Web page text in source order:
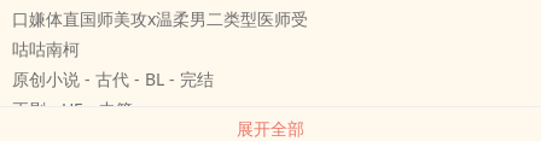
口嫌体直国师美攻x温柔男二类型医师受
咕咕南柯
原创小说 - 古代 - BL - 完结
正剧 - HE - 中篇
展开全部